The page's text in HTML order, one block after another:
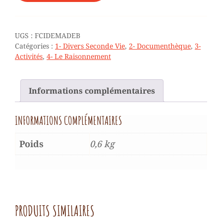
-
RAISONNEMENT
-
MATHÉMATIQUES
FICHES)
7
ANS
UGS : FCIDEMADEB
Catégories : 1- Divers Seconde Vie, 2- Documenthèque, 3-
Activités, 4- Le Raisonnement
Informations complémentaires
INFORMATIONS COMPLÉMENTAIRES
Poids 0,6 kg
PRODUITS SIMILAIRES